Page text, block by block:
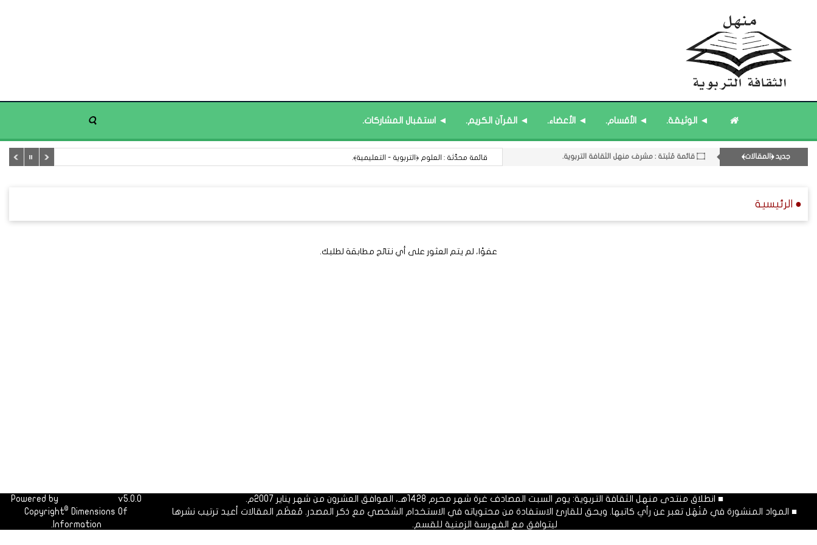
◄ الوثيقة. ◄ الأقسام. ◄ الأعضاء. ◄ القرآن الكريم. ◄ استقبال المشاركات.
جديد ﴿المقالات﴾
۝ قائمة مُثبتة : إدارة منهل الثقافة التربوية.
۝ قائمة مُثبتة : مشرف منهل الثقافة التربوية. قائمة محدَّثة : العلوم ﴿التربوية - التعليمية﴾.
● الرئيسية
عفوًا، لم يتم العثور على أي نتائج مطابقة لطلبك.
■ انطلاق منتدى منهل الثقافة التربوية: يوم السبت المصادف غرة شهر محرم 1428هـ، الموافق العشرون من شهر يناير 2007م.
■ المواد المنشورة في مَنْهَل تعبر عن رأي كاتبها. ويحق للقارئ الاستفادة من محتوياته في الاستخدام الشخصي مع ذكر المصدر. مُعظَم المقالات أعيد ترتيب نشرها
ليتوافق مع الفهرسة الزمنية للقسم.
Powered by
v5.0.0
Copyright© Dimensions Of
Information.